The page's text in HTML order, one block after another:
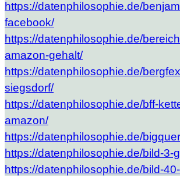
https://datenphilosophie.de/
facebook/
https://datenphilosophie.de/
amazon-gehalt/
https://datenphilosophie.de/
siegsdorf/
https://datenphilosophie.de/bff-
amazon/
https://datenphilosophie.de/
https://datenphilosophie.de/bild-3-
https://datenphilosophie.de/bild-